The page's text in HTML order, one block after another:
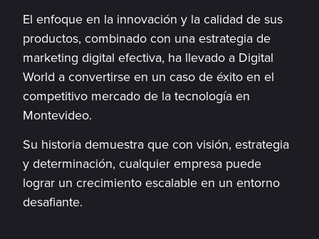
El enfoque en la innovación y la calidad de sus
productos, combinado con una estrategia de
marketing digital efectiva, ha llevado a Digital
World a convertirse en un caso de éxito en el
competitivo mercado de la tecnología en
Montevideo.
Su historia demuestra que con visión, estrategia
y determinación, cualquier empresa puede
lograr un crecimiento escalable en un entorno
desafiante.